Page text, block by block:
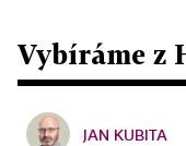
Vybíráme z
JAN KUBITA